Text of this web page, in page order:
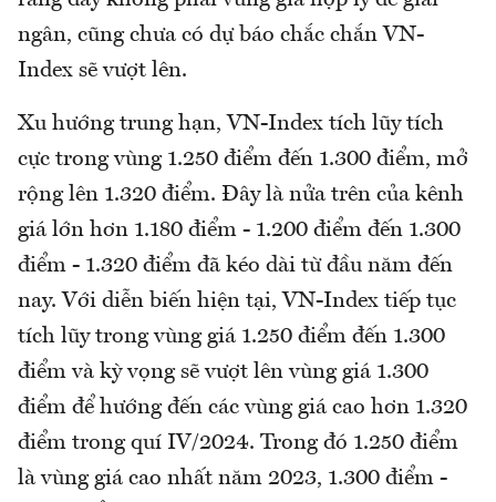
ngân, cũng chưa có dự báo chắc chắn VN-
Index sẽ vượt lên.
Xu hướng trung hạn, VN-Index tích lũy tích
cực trong vùng 1.250 điểm đến 1.300 điểm, mở
rộng lên 1.320 điểm. Đây là nửa trên của kênh
giá lớn hơn 1.180 điểm - 1.200 điểm đến 1.300
điểm - 1.320 điểm đã kéo dài từ đầu năm đến
nay. Với diễn biến hiện tại, VN-Index tiếp tục
tích lũy trong vùng giá 1.250 điểm đến 1.300
điểm và kỳ vọng sẽ vượt lên vùng giá 1.300
điểm để hướng đến các vùng giá cao hơn 1.320
điểm trong quí IV/2024. Trong đó 1.250 điểm
là vùng giá cao nhất năm 2023, 1.300 điểm -